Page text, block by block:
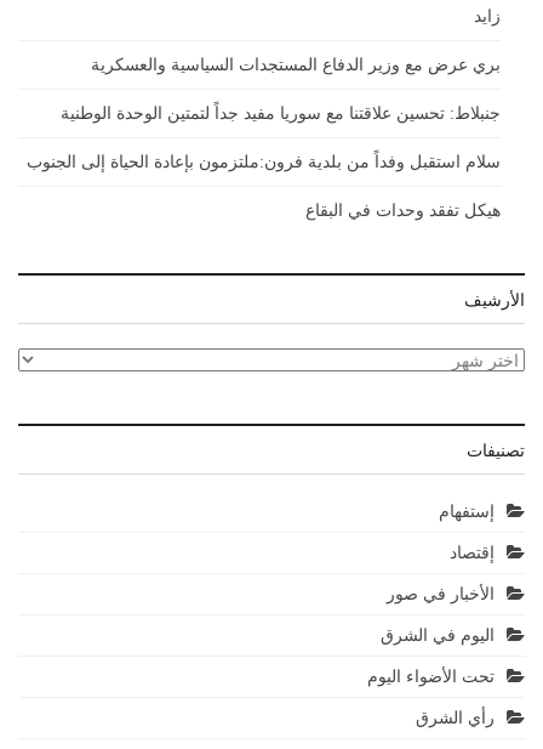
زايد
بري عرض مع وزير الدفاع المستجدات السياسية والعسكرية
جنبلاط: تحسين علاقتنا مع سوريا مفيد جداً لتمتين الوحدة الوطنية
سلام استقبل وفداً من بلدية فرون:ملتزمون بإعادة الحياة إلى الجنوب
هيكل تفقد وحدات في البقاع
الأرشيف
الأرشيف
تصنيفات
إستفهام
إقتصاد
الأخبار في صور
اليوم في الشرق
تحت الأضواء اليوم
رأي الشرق